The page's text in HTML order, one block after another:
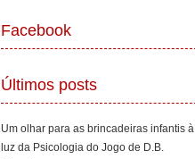
Facebook
Últimos posts
Um olhar para as brincadeiras infantis à
luz da Psicologia do Jogo de D.B.